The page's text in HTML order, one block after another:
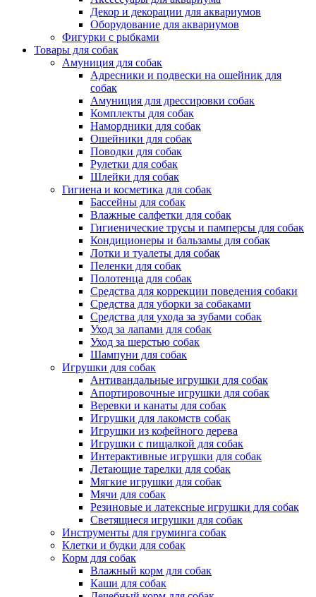
Декор и декорации для аквариумов
Оборудование для аквариумов
Фигурки с рыбками
Товары для собак
Амуниция для собак
Адресники и подвески на ошейник для
собак
Амуниция для дрессировки собак
Комплекты для собак
Намордники для собак
Ошейники для собак
Поводки для собак
Рулетки для собак
Шлейки для собак
Гигиена и косметика для собак
Бассейны для собак
Влажные салфетки для собак
Гигиенические трусы и памперсы для собак
Кондиционеры и бальзамы для собак
Лотки и туалеты для собак
Пеленки для собак
Полотенца для собак
Средства для коррекции поведения собаки
Средства для уборки за собаками
Средства для ухода за зубами собак
Уход за лапами для собак
Уход за шерстью собак
Шампуни для собак
Игрушки для собак
Антивандальные игрушки для собак
Апортировочные игрушки для собак
Веревки и канаты для собак
Игрушки для лакомств собак
Игрушки из кофейного дерева
Игрушки с пищалкой для собак
Интерактивные игрушки для собак
Летающие тарелки для собак
Мягкие игрушки для собак
Мячи для собак
Резиновые и латексные игрушки для собак
Светящиеся игрушки для собак
Инструменты для груминга собак
Клетки и будки для собак
Корм для собак
Влажный корм для собак
Каши для собак